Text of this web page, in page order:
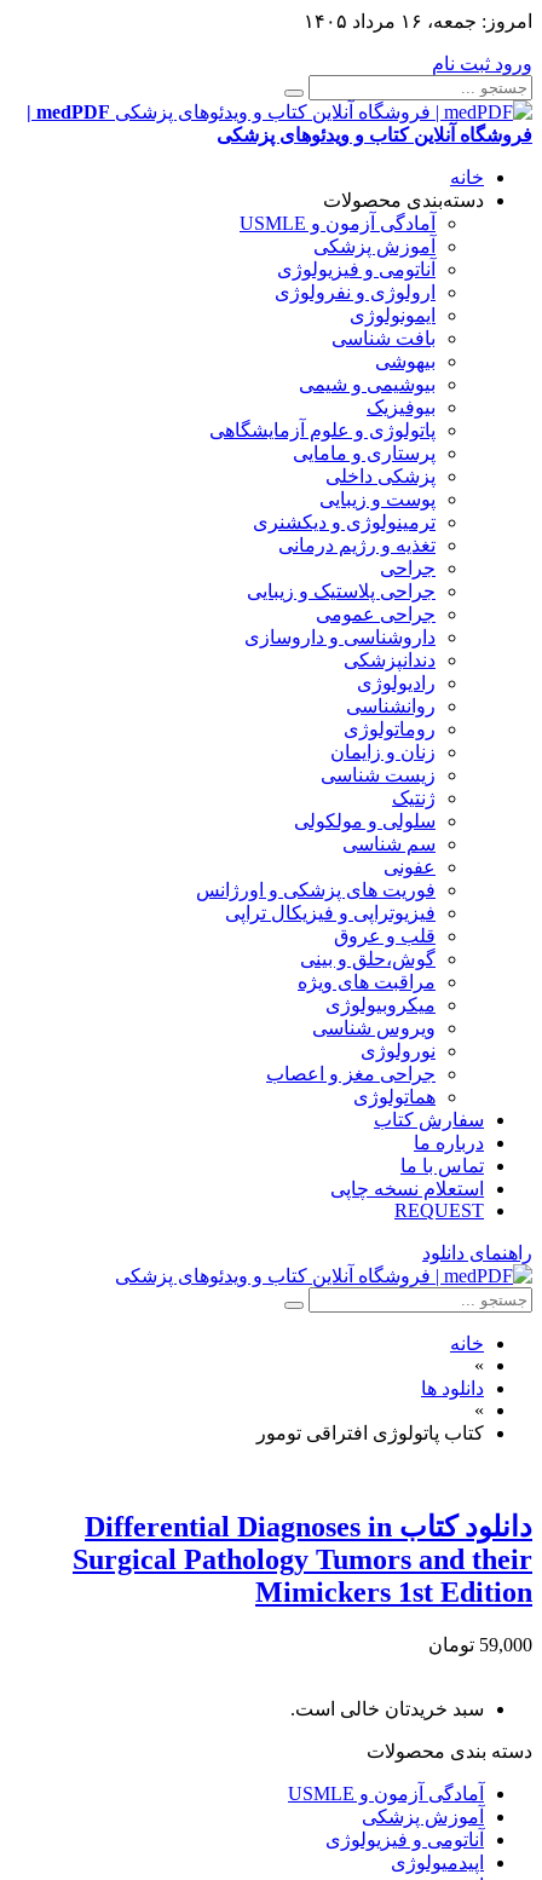
امروز: جمعه، ۱۶ مرداد ۱۴۰۵
ورود ثبت نام
medPDF |
فروشگاه آنلاین کتاب و ویدئوهای پزشکی
خانه
دسته‌بندی محصولات
آمادگی آزمون و USMLE
آموزش پزشکی
آناتومی و فیزیولوژی
ارولوژی و نفرولوژی
ایمونولوژی
بافت شناسی
بیهوشی
بیوشیمی و شیمی
بیوفیزیک
پاتولوژی و علوم آزمایشگاهی
پرستاری و مامایی
پزشکی داخلی
پوست و زیبایی
ترمینولوژی و دیکشنری
تغذیه و رژیم درمانی
جراحی
جراحی پلاستیک و زیبایی
جراحی عمومی
داروشناسی و داروسازی
دندانپزشکی
رادیولوژی
روانشناسی
روماتولوژی
زنان و زایمان
زیست شناسی
ژنتیک
سلولی و مولکولی
سم شناسی
عفونی
فوریت های پزشکی و اورژانس
فیزیوتراپی و فیزیکال تراپی
قلب و عروق
گوش،حلق و بینی
مراقبت های ویژه
میکروبیولوژی
ویروس شناسی
نورولوژی
جراحی مغز و اعصاب
هماتولوژی
سفارش کتاب
درباره ما
تماس با ما
استعلام نسخه چاپی
REQUEST
راهنمای دانلود
خانه
»
دانلود ها
»
کتاب پاتولوژی افتراقی تومور
دانلود كتاب Differential Diagnoses in
Surgical Pathology Tumors and their
Mimickers 1st Edition
59,000 تومان
سبد خریدتان خالی است.
دسته بندی محصولات
آمادگی آزمون و USMLE
آموزش پزشکی
آناتومی و فیزیولوژی
اپیدمیولوژی